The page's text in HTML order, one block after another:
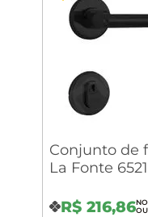
Conjunto de
La Fonte
Preto Fosco
R$ 216,86